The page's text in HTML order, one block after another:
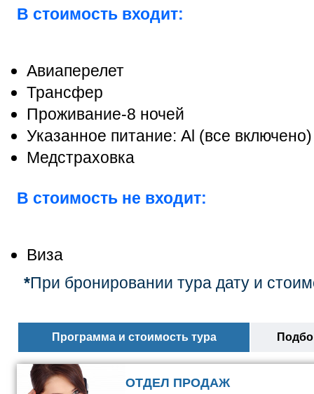
В стоимость входит:
Авиаперелет
Трансфер
Проживание-8 ночей
Указанное питание: Al (все включено)
Медстраховка
В стоимость не входит:
Виза
*При бронировании тура дату и
Программа и стоимость тура
ОТДЕЛ ПРОДАЖ